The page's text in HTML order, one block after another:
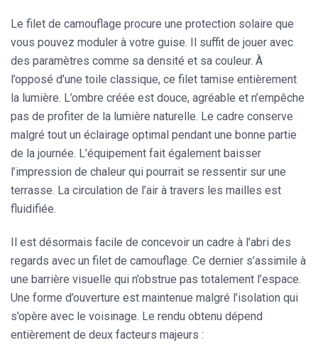
Le filet de camouflage procure une protection solaire que
vous pouvez moduler à votre guise. Il suffit de jouer avec
des paramètres comme sa densité et sa couleur. À
l’opposé d’une toile classique, ce filet tamise entièrement
la lumière. L’ombre créée est douce, agréable et n’empêche
pas de profiter de la lumière naturelle. Le cadre conserve
malgré tout un éclairage optimal pendant une bonne partie
de la journée. L’équipement fait également baisser
l’impression de chaleur qui pourrait se ressentir sur une
terrasse. La circulation de l’air à travers les mailles est
fluidifiée.
Il est désormais facile de concevoir un cadre à l’abri des
regards avec un filet de camouflage. Ce dernier s’assimile à
une barrière visuelle qui n’obstrue pas totalement l’espace.
Une forme d’ouverture est maintenue malgré l’isolation qui
s’opère avec le voisinage. Le rendu obtenu dépend
entièrement de deux facteurs majeurs :